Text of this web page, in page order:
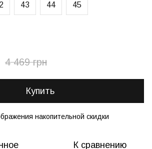
43 44 45
4 469 грн
Купить
накопительной скидки
К сравнению